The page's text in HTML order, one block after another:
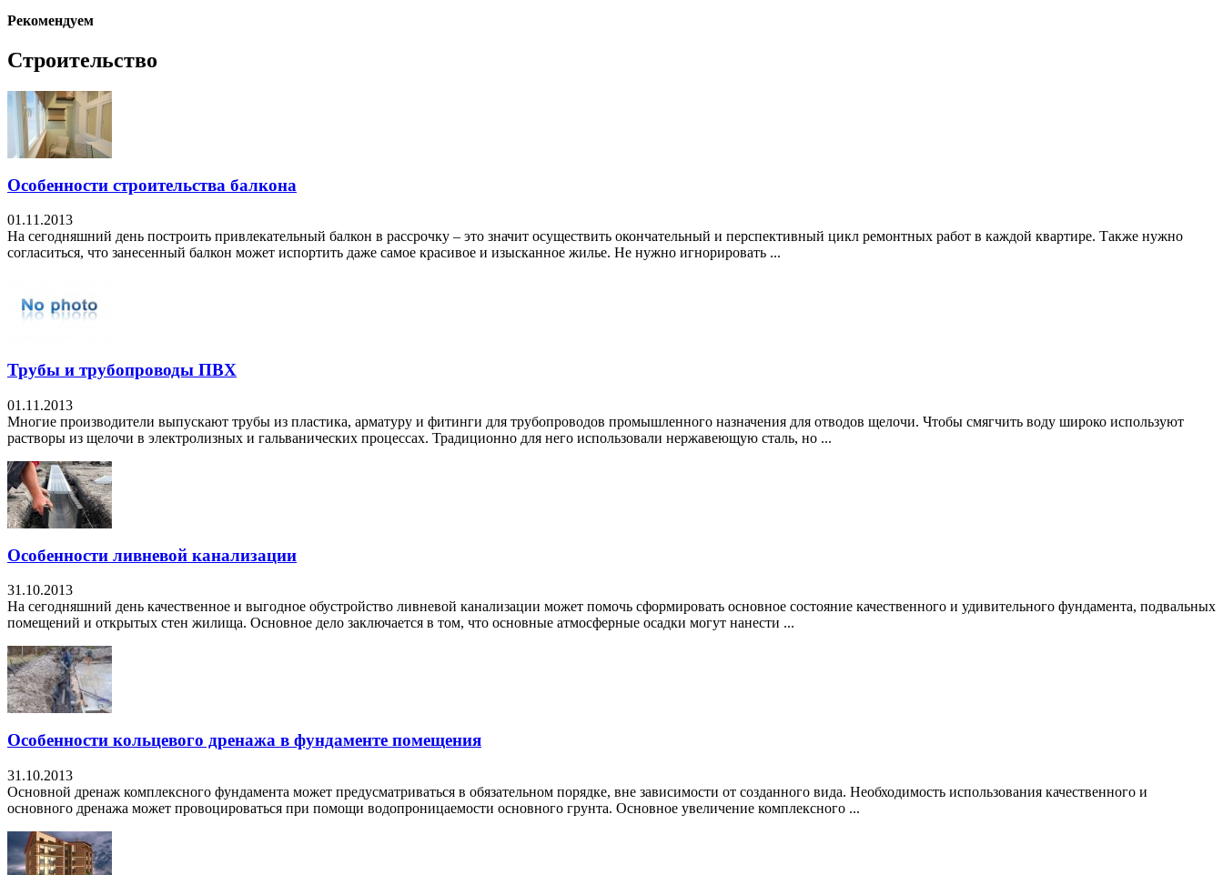
Рекомендуем
Строительство
Особенности строительства балкона
01.11.2013
На сегодняшний день построить привлекательный балкон в рассрочку – это значит осуществить окончательный и перспективный цикл ремонтных работ в каждой квартире. Также нужно
согласиться, что занесенный балкон может испортить даже самое красивое и изысканное жилье. Не нужно игнорировать ...
Трубы и трубопроводы ПВХ
01.11.2013
Многие производители выпускают трубы из пластика, арматуру и фитинги для трубопроводов промышленного назначения для отводов щелочи. Чтобы смягчить воду широко используют
растворы из щелочи в электролизных и гальванических процессах. Традиционно для него использовали нержавеющую сталь, но ...
Особенности ливневой канализации
31.10.2013
На сегодняшний день качественное и выгодное обустройство ливневой канализации может помочь сформировать основное состояние качественного и удивительного фундамента, подвальных
помещений и открытых стен жилища. Основное дело заключается в том, что основные атмосферные осадки могут нанести ...
Особенности кольцевого дренажа в фундаменте помещения
31.10.2013
Основной дренаж комплексного фундамента может предусматриваться в обязательном порядке, вне зависимости от созданного вида. Необходимость использования качественного и
основного дренажа может провоцироваться при помощи водопроницаемости основного грунта. Основное увеличение комплексного ...